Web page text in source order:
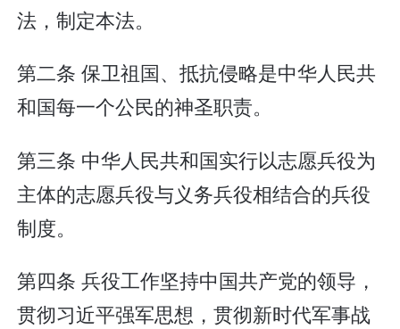
法，制定本法。
第二条 保卫祖国、抵抗侵略是中华人民共
和国每一个公民的神圣职责。
第三条 中华人民共和国实行以志愿兵役为
主体的志愿兵役与义务兵役相结合的兵役
制度。
第四条 兵役工作坚持中国共产党的领导，
贯彻习近平强军思想，贯彻新时代军事战